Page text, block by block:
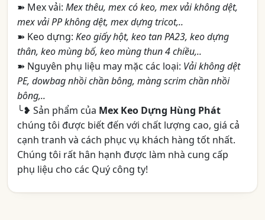
➽ Mex vải: Mex thêu, mex có keo, mex vải không dệt,
mex vải PP không dệt, mex dựng tricot,..
➽ Keo dựng: Keo giấy hột, keo tan PA23, keo dựng
thân, keo mùng bố, keo mùng thun 4 chiều,..
➽ Nguyên phụ liệu may mặc các loại: Vải không dệt
PE, dowbag nhồi chần bông, màng scrim chần nhồi
bông,..
╰❥ Sản phẩm của Mex Keo Dựng Hùng Phát
chúng tôi được biết đến với chất lượng cao, giá cả
cạnh tranh và cách phục vụ khách hàng tốt nhất.
Chúng tôi rất hân hạnh được làm nhà cung cấp
phụ liệu cho các Quý công ty!